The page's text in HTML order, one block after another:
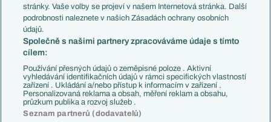
Kluby
Arsenal FC
Chelsea FC
Manchester United
AC Milán
Juventus FC
Bayern Mnichov
FC Barcelona
Real Madrid
Tipovací soutěž
stránky. Vaše volby se projeví v našem Internetová stránka. Další
podrobnosti naleznete v našich Zásadách ochrany osobních
údajů.
Společně s našimi partnery zpracováváme údaje s tímto
cílem:
Používání přesných údajů o zeměpisné poloze . Aktivní
vyhledávání identifikačních údajů v rámci specifických vlastností
zařízení . Ukládání a/nebo přístup k informacím v zařízení .
Personalizovaná reklama a obsah, měření reklam a obsahu,
průzkum publika a rozvoj služeb .
Seznam partnerů (dodavatelů)